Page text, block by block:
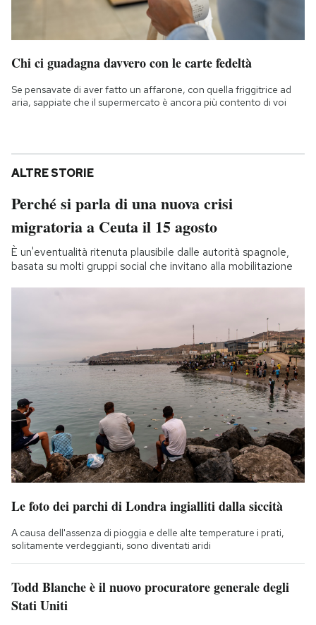
Chi ci guadagna davvero con le carte fedeltà
Se pensavate di aver fatto un affarone, con quella friggitrice ad
aria, sappiate che il supermercato è ancora più contento di voi
ALTRE STORIE
Perché si parla di una nuova crisi
migratoria a Ceuta il 15 agosto
È un'eventualità ritenuta plausibile dalle autorità spagnole,
basata su molti gruppi social che invitano alla mobilitazione
Le foto dei parchi di Londra ingialliti dalla siccità
A causa dell'assenza di pioggia e delle alte temperature i prati,
solitamente verdeggianti, sono diventati aridi
Todd Blanche è il nuovo procuratore generale degli
Stati Uniti